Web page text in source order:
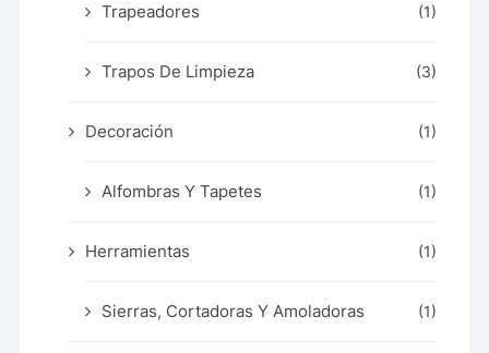
Trapeadores (1)
Trapos De Limpieza (3)
Decoración (1)
Alfombras Y Tapetes (1)
Herramientas (1)
Sierras, Cortadoras Y Amoladoras (1)